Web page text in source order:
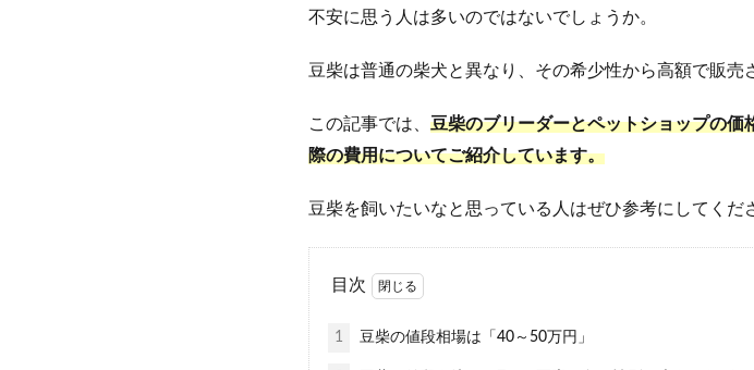
不安に思う人は多いのではないでしょうか。
豆柴は普通の柴犬と異なり、その希少性から高額で販売
この記事では、 豆柴のブリーダーとペットショップの
際の費用についてご紹介しています。
豆柴を飼いたいなと思っている人はぜひ参考にしてくだ
目次
1 豆柴の値段相場は「40～50万円」